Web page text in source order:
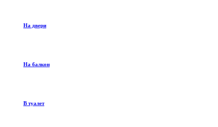
На двери
На балкон
В туалет